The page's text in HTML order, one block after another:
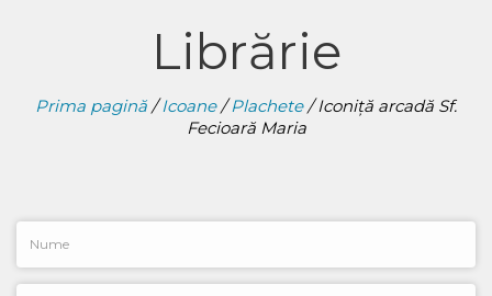
Librărie
Prima pagină /Icoane/Plachete/ Iconiță arcadă Sf.
Fecioară Maria